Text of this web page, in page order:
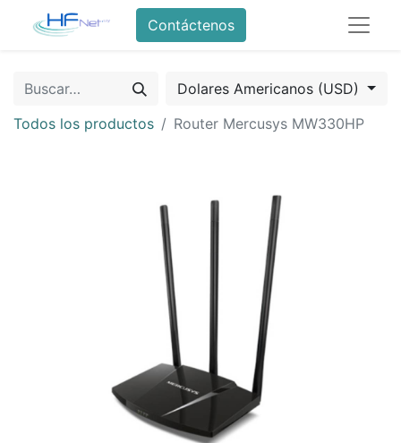
Contáctenos
Dolares Americanos (USD)
Todos los productos
Router Mercusys MW330HP